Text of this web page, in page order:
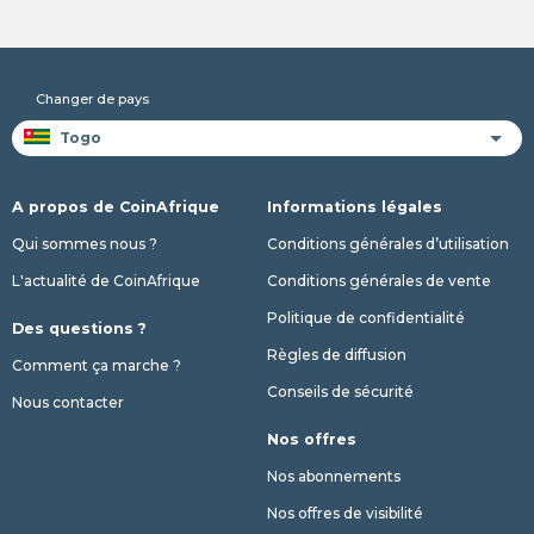
Changer de pays
A propos de CoinAfrique
Qui sommes nous ?
L'actualité de CoinAfrique
Des questions ?
Comment ça marche ?
Nous contacter
Informations légales
Conditions générales d’utilisation
Conditions générales de vente
Politique de confidentialité
Règles de diffusion
Conseils de sécurité
Nos offres
Nos abonnements
Nos offres de visibilité